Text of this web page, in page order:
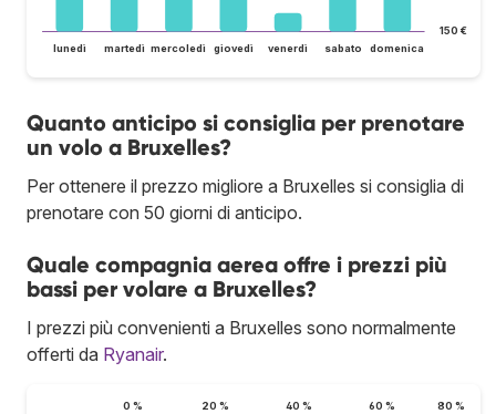
150 €
lunedì martedì mercoledì giovedì venerdì sabato domenica
Quanto anticipo si consiglia per prenotare
un volo a Bruxelles?
Per ottenere il prezzo migliore a Bruxelles si consiglia di
prenotare con 50 giorni di anticipo.
Quale compagnia aerea offre i prezzi più
bassi per volare a Bruxelles?
I prezzi più convenienti a Bruxelles sono normalmente
offerti da Ryanair.
0 % 20 % 40 % 60 % 80 %